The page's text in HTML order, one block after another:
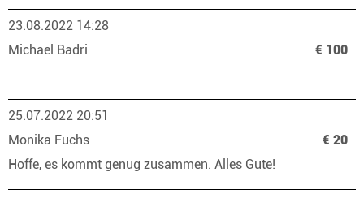
23.08.2022 14:28
Michael Badri
€ 100
25.07.2022 20:51
Monika Fuchs
€ 20
Hoffe, es kommt genug zusammen. Alles Gute!